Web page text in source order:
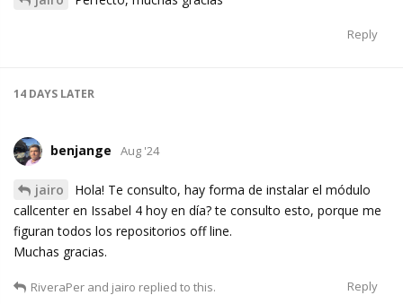
Reply
14 DAYS LATER
benjange Aug '24
jairo
Hola! Te consulto, hay forma de instalar el módulo
callcenter en Issabel 4 hoy en día? te consulto esto, porque me
figuran todos los repositorios off line.
Muchas gracias.
Reply
RiveraPer and jairo replied to this.